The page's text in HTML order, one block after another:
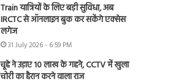
Train यात्रियों के लिए बड़ी सुविधा, अब
IRCTC से ऑनलाइन बुक कर सकेंगे एक्सेस
लगेज
31 July 2026 - 6:59 PM
चूहे ने उड़ाए 10 लाख के गहने, CCTV में खुला
चोरी का हैरान करने वाला राज